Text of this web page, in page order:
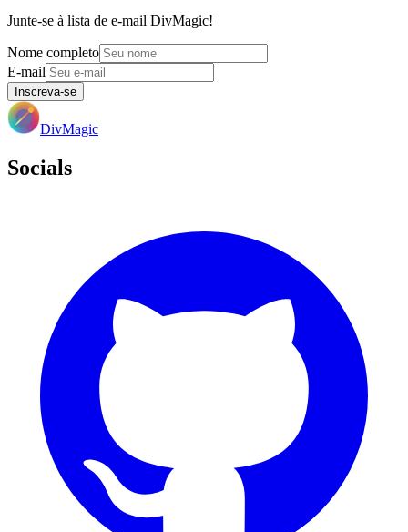
Junte-se à lista de e-mail DivMagic!
Nome completo
E-mail
Inscreva-se
DivMagic
Socials